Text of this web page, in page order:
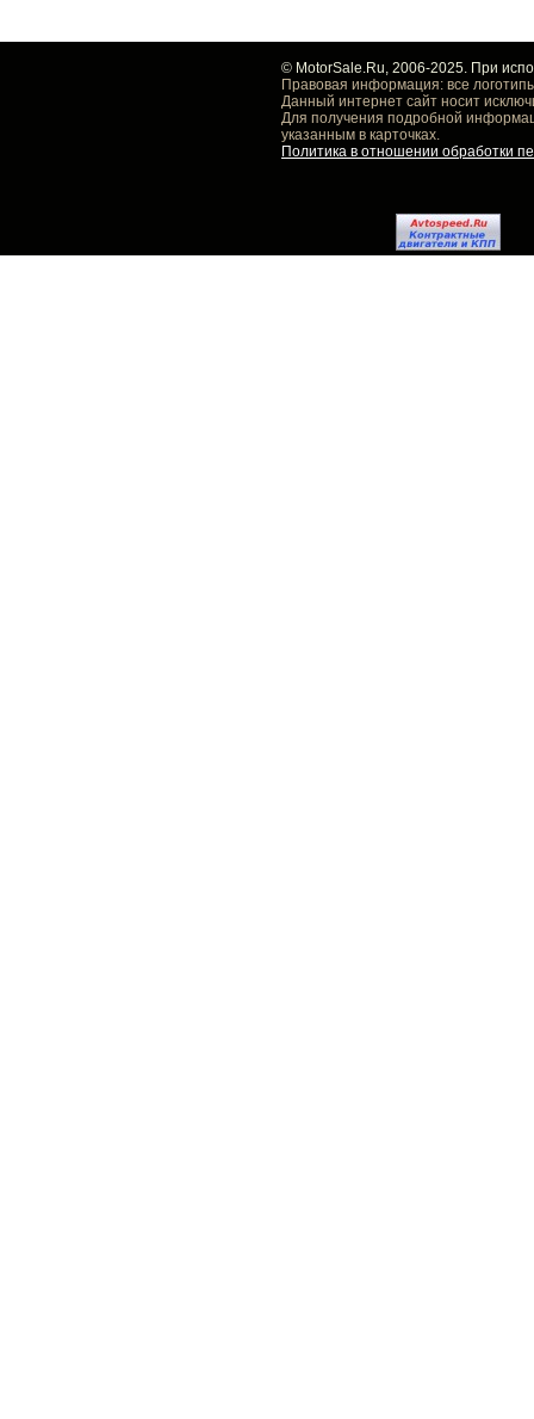
© MotorSale.Ru, 2006-2025. При
Правовая информация: все
Данный интернет сайт носит
Для получения подробной
указанным в карточках.
Политика в отношении обработки